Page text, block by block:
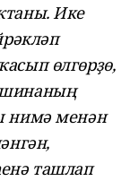
Ике
өлгөрҙө,
нимә менән
ташлап